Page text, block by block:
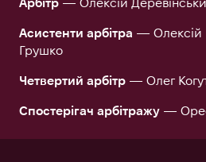
Арбітр — Олексій
Асистенти арбітра — Олексій
Грушко
Четвертий арбітр — Олег
Спостерігач арбітражу —